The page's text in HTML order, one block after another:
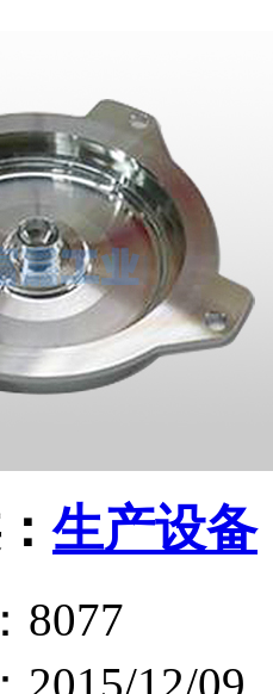
生产设备
8077
2015/12/09